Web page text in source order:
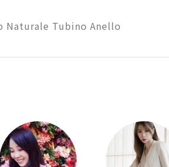
Naturale Tubino Anello